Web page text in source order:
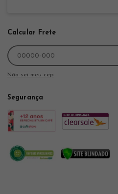
Calcular Frete
Não sei meu cep
Segurança